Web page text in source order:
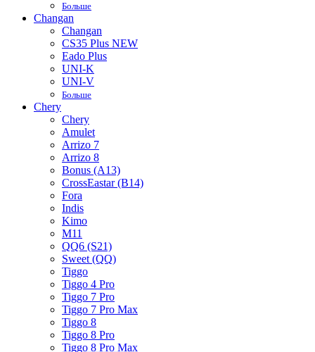
Больше
Changan
Changan
CS35 Plus NEW
Eado Plus
UNI-K
UNI-V
Больше
Chery
Chery
Amulet
Arrizo 7
Arrizo 8
Bonus (A13)
CrossEastar (B14)
Fora
Indis
Kimo
M11
QQ6 (S21)
Sweet (QQ)
Tiggo
Tiggo 4 Pro
Tiggo 7 Pro
Tiggo 7 Pro Max
Tiggo 8
Tiggo 8 Pro
Tiggo 8 Pro Max